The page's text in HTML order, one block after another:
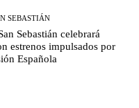
SEBASTIÁN
Sebastián celebrará
estrenos impulsados por
Española